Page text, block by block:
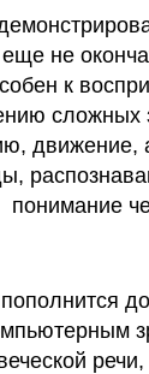
не
к
сложных
движение,
понимание